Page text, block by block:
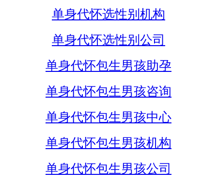
单身代怀选性别机构
单身代怀选性别公司
单身代怀包生男孩助孕
单身代怀包生男孩咨询
单身代怀包生男孩中心
单身代怀包生男孩机构
单身代怀包生男孩公司